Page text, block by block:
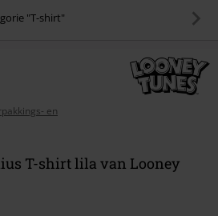
"T-shirt"
en
T-shirt lila van Looney